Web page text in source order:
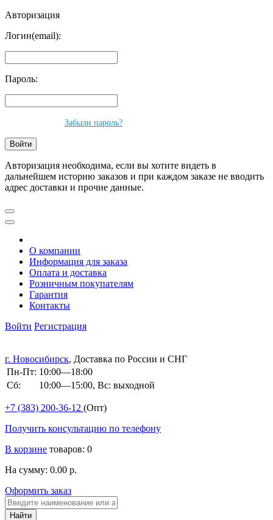
Авторизация
Логин(email):
Пароль:
Забыли пароль?
Авторизация необходима, если вы хотите видеть в
дальнейшем историю заказов и при каждом заказе не вводить
адрес доставки и прочие данные.
О компании
Информация для заказа
Оплата и доставка
Розничным покупателям
Гарантия
Контакты
Войти Регистрация
г. Новосибирск, Доставка по России и СНГ
Пн-Пт: 10:00—18:00
Сб:
10:00—15:00, Вс: выходной
+7 (383) 200-36-12 (Опт)
Получить консультацию по телефону
В корзине товаров: 0
На сумму: 0.00 р.
Оформить заказ